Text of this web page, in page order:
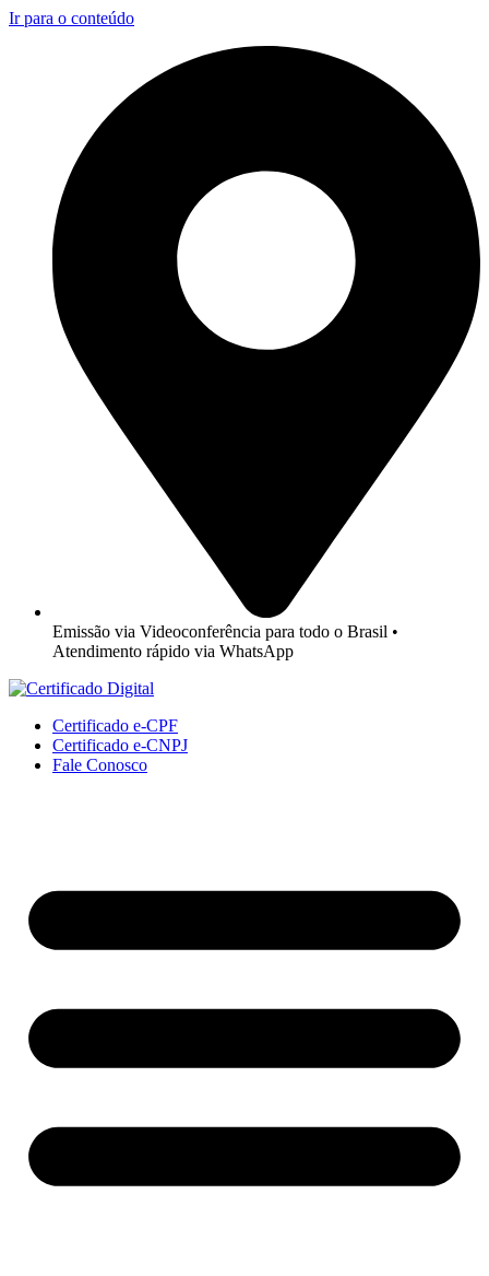
Ir para o conteúdo
Emissão via Videoconferência para todo o Brasil •
Atendimento rápido via WhatsApp
Certificado e-CPF
Certificado e-CNPJ
Fale Conosco